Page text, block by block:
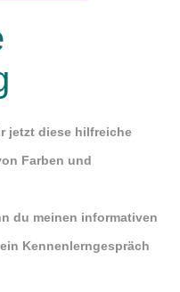
jetzt diese hilfreiche
Farben und
du meinen informativen
Kennenlerngespräch